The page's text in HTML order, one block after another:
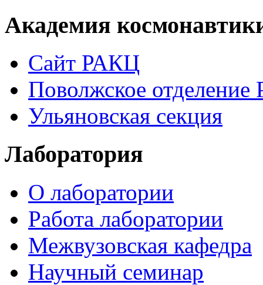
Академия
Сайт РАКЦ
Поволжское
Ульяновская секция
Лаборатория
О лаборатории
Работа лаборатории
Межвузовская кафедра
Научный семинар